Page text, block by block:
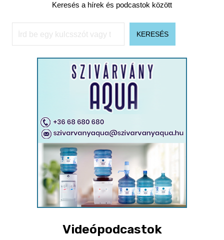
Keresés a hírek és podcastok között
Keresés
KERESÉS
Videópodcastok